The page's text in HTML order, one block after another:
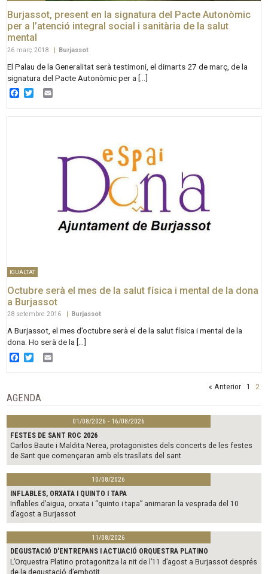
Burjassot, present en la signatura del Pacte Autonòmic
per a l’atenció integral social i sanitària de la salut
mental
26 març 2018 | Burjassot
El Palau de la Generalitat serà testimoni, el dimarts 27 de març, de la
signatura del Pacte Autonòmic per a […]
Facebook
Twitter
IGUALTAT
Octubre serà el mes de la salut física i mental de la dona
a Burjassot
28 setembre 2016 Burjassot
A Burjassot, el mes d’octubre serà el de la salut física i mental de la
dona. Ho serà de la […]
Facebook
Twitter
« Anterior 1 2
AGENDA
01/08/2026 - 16/08/2026
FESTES DE SANT ROC 2026
Carlos Baute i Maldita Nerea, protagonistes dels concerts de les festes
de Sant que començaran amb els trasllats del sant
10/08/2026
INFLABLES, ORXATA I QUINTO I TAPA
Inflables d’aigua, orxata i “quinto i tapa” animaran la vesprada del 10
d’agost a Burjassot
11/08/2026
DEGUSTACIÓ D'ENTREPANS I ACTUACIÓ ORQUESTRA PLATINO
L’Orquestra Platino protagonitza la nit de l’11 d’agost a Burjassot després
de la degustació d’embotit